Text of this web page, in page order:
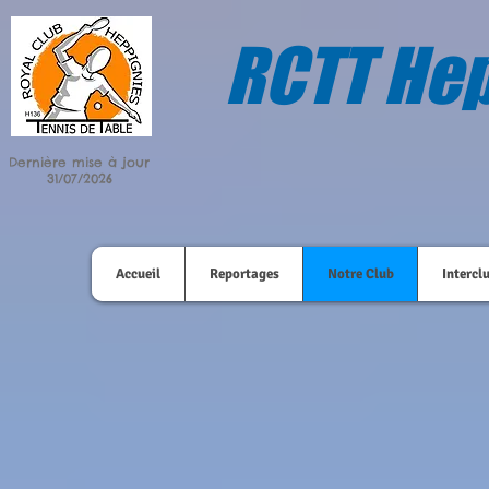
Dernière mise à jour
31/07/2026
RCTT
Accueil Reportages Notre Club